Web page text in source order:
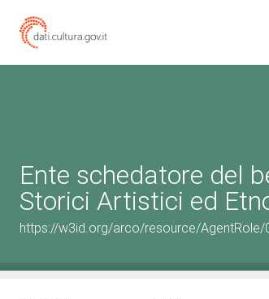
Ente schedatore del
Storici Artistici ed
https://w3id.org/arco/resource/